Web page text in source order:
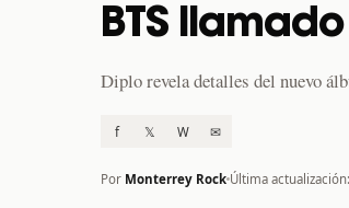
BTS
Diplo revela detalles del nuevo
f 𝕏 W ✉
Por Monterrey Rock Última